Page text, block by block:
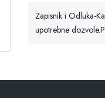
Zapisnik i Odluka-
upotrebne